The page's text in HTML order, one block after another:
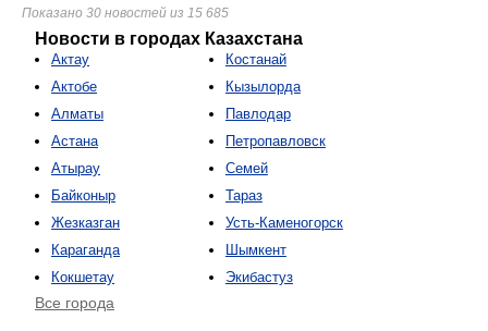
Показано 30 новостей из 15 685
Новости в городах Казахстана
Актау
Актобе
Алматы
Астана
Атырау
Байконыр
Жезказган
Караганда
Кокшетау
Костанай
Кызылорда
Павлодар
Петропавловск
Семей
Тараз
Усть-Каменогорск
Шымкент
Экибастуз
Все города